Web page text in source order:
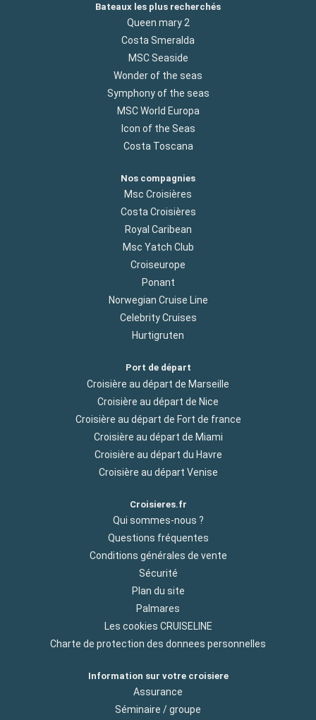
Bateaux les plus recherchés
Queen mary 2
Costa Smeralda
MSC Seaside
Wonder of the seas
Symphony of the seas
MSC World Europa
Icon of the Seas
Costa Toscana
Nos compagnies
Msc Croisières
Costa Croisières
Royal Caribean
Msc Yatch Club
Croiseurope
Ponant
Norwegian Cruise Line
Celebrity Cruises
Hurtigruten
Port de départ
Croisière au départ de Marseille
Croisière au départ de Nice
Croisière au départ de Fort de france
Croisière au départ de Miami
Croisière au départ du Havre
Croisière au départ Venise
Croisieres.fr
Qui sommes-nous ?
Questions fréquentes
Conditions générales de vente
Sécurité
Plan du site
Palmares
Les cookies CRUISELINE
Charte de protection des donnees personnelles
Information sur votre croisiere
Assurance
Séminaire / groupe